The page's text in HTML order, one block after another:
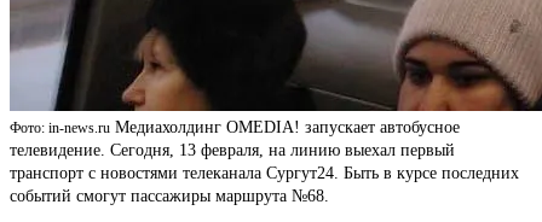
Фото: in-news.ru Медиахолдинг OMEDIA! запускает автобусное
телевидение. Сегодня, 13 февраля, на линию выехал первый
транспорт с новостями телеканала Сургут24. Быть в курсе последних
событий смогут пассажиры маршрута №68.